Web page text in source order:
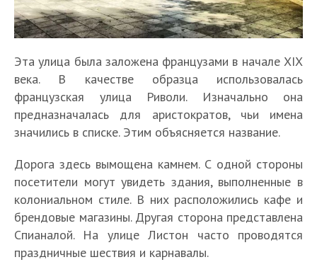
Эта улица была заложена французами в начале XIX
века. В качестве образца использовалась
французская улица Риволи. Изначально она
предназначалась для аристократов, чьи имена
значились в списке. Этим объясняется название.
Дорога здесь вымощена камнем. С одной стороны
посетители могут увидеть здания, выполненные в
колониальном стиле. В них расположились кафе и
брендовые магазины. Другая сторона представлена
Спианалой. На улице Листон часто проводятся
праздничные шествия и карнавалы.